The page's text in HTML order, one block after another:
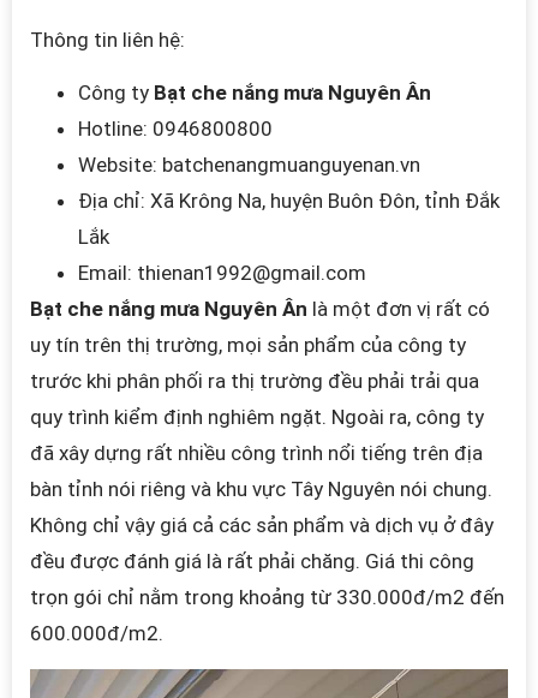
Thông tin liên hệ:
Công ty Bạt che nắng mưa Nguyên Ân
Hotline: 0946800800
Website: batchenangmuanguyenan.vn
Địa chỉ: Xã Krông Na, huyện Buôn Đôn, tỉnh Đắk
Lắk
Email: thienan1992@gmail.com
Bạt che nắng mưa Nguyên Ân là một đơn vị rất có
uy tín trên thị trường, mọi sản phẩm của công ty
trước khi phân phối ra thị trường đều phải trải qua
quy trình kiểm định nghiêm ngặt. Ngoài ra, công ty
đã xây dựng rất nhiều công trình nổi tiếng trên địa
bàn tỉnh nói riêng và khu vực Tây Nguyên nói chung.
Không chỉ vậy giá cả các sản phẩm và dịch vụ ở đây
đều được đánh giá là rất phải chăng. Giá thi công
trọn gói chỉ nằm trong khoảng từ 330.000đ/m2 đến
600.000đ/m2.